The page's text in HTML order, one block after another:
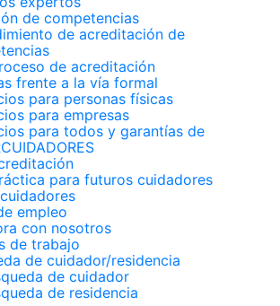
de competencias
de acreditación de
de acreditación
frente a la vía formal
para personas físicas
para empresas
para todos y garantías de
para futuros cuidadores
empleo
con nosotros
de trabajo
de cuidador/residencia
de cuidador
de residencia